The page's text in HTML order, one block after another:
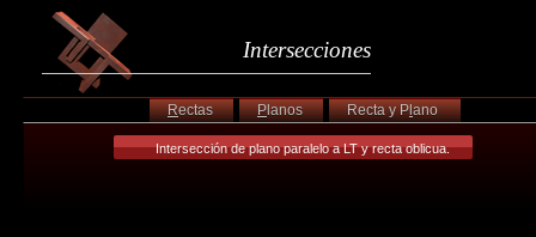
Intersecciones
Rectas Planos Recta y Plano